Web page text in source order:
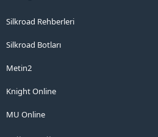
Silkroad Rehberleri
Silkroad Botları
Metin2
Knight Online
MU Online